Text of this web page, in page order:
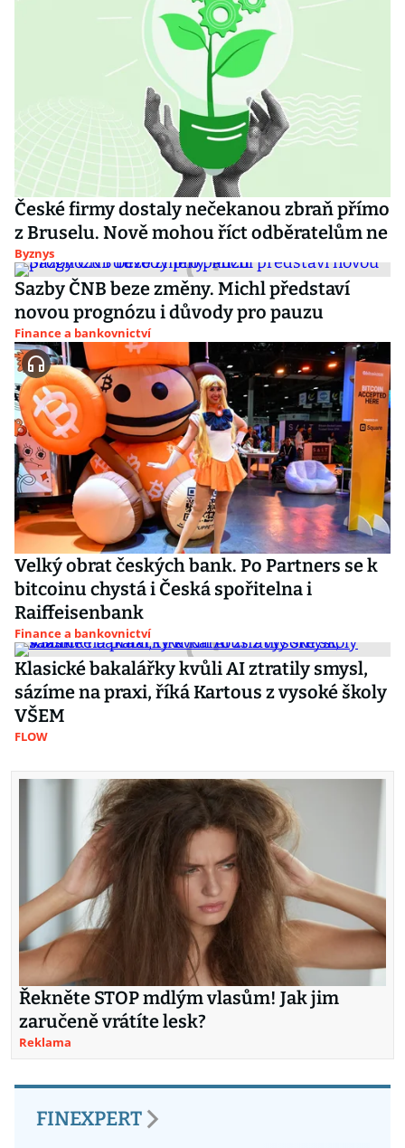
České firmy dostaly nečekanou zbraň přímo
z Bruselu. Nově mohou říct odběratelům ne
Byznys
Sazby ČNB beze změny. Michl představí
novou prognózu i důvody pro pauzu
Finance a bankovnictví
Velký obrat českých bank. Po Partners se k
bitcoinu chystá i Česká spořitelna i
Raiffeisenbank
Finance a bankovnictví
Klasické bakalářky kvůli AI ztratily smysl,
sázíme na praxi, říká Kartous z vysoké školy
VŠEM
FLOW
Řekněte STOP mdlým vlasům! Jak jim
zaručeně vrátíte lesk?
Reklama
FINEXPERT